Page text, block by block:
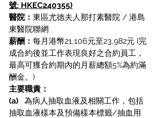
號: HKEC240355)
醫院： 東區尤德夫人那打素醫院 / 港島
東醫院聯網
薪酬： 每月港幣21,106元至23,982元 (完
成合約後並工作表現良好之合約員工，
最高可獲合約期內的月薪總額5%為約滿
酬金。)
主要職責：
(a) 為病人抽取血液及相關工作，包括
抽取血液樣本及預備樣本標籤/抽血用